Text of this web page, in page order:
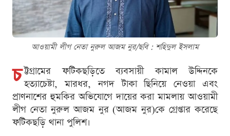
আওয়ামী লীগ নেতা নুরুল আজম নুর/ছবি : শ‌হিদুল ইসলাম
চ ট্টগ্রামের ফটিকছড়িতে ব্যবসায়ী কামাল উদ্দিনকে
হত্যাচেষ্টা, মারধর, নগদ টাকা ছিনিয়ে নেওয়া এবং
প্রাণনাশের হুমকির অভিযোগে দায়ের করা মামলায় আওয়ামী
লীগ নেতা নুরুল আজম নুর (আজম নুর)কে গ্রেপ্তার করেছে
ফটিকছড়ি থানা পুলিশ।